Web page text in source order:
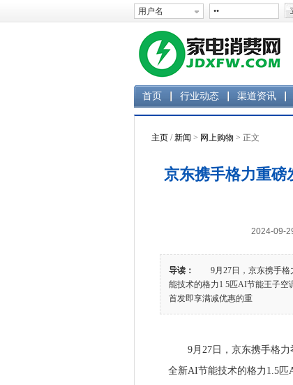
首页 行业动态 渠道资讯
主页 /新闻 > 网上购物 > 正文
京东携手格力重磅
2024-09-
导读：
9月27日，京东携手格
能技术的格力1 5匹AI节能王子空
首发即享满减优惠的重
9月27日，京东携手格力
全新AI节能技术的格力1.5